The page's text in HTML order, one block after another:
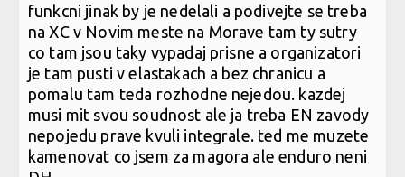
funkcni jinak by je nedelali a podivejte se treba
na XC v Novim meste na Morave tam ty sutry
co tam jsou taky vypadaj prisne a organizatori
je tam pusti v elastakach a bez chranicu a
pomalu tam teda rozhodne nejedou. kazdej
musi mit svou soudnost ale ja treba EN zavody
nepojedu prave kvuli integrale. ted me muzete
kamenovat co jsem za magora ale enduro neni